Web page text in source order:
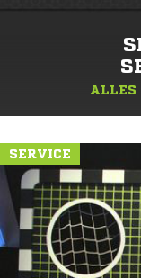
ALLES
SERVICE